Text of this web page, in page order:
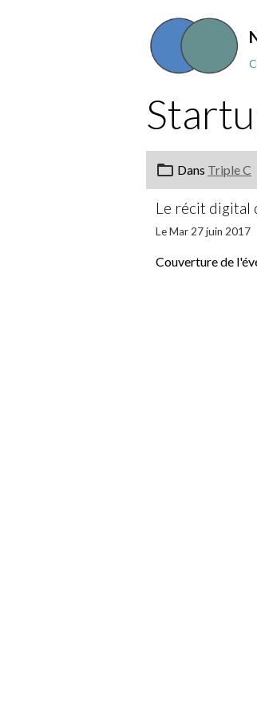
Dans Triple C
Le récit digital
Le Mar 27 juin 2017
Couverture de